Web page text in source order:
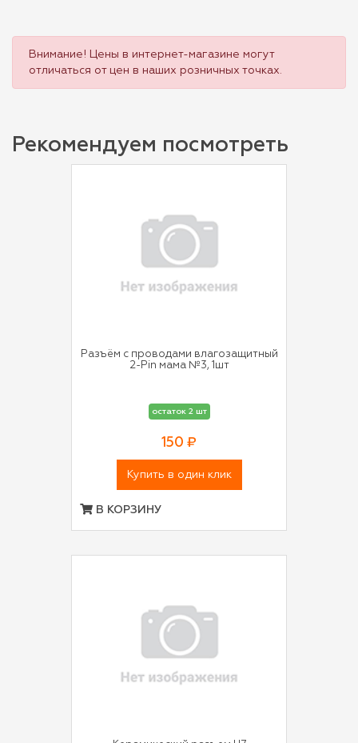
Внимание! Цены в интернет-магазине могут
отличаться от цен в наших розничных точках.
Рекомендуем посмотреть
Разъём с проводами влагозащитный
2-Pin мама №3, 1шт
остаток 2 шт
150 ₽
Купить в один клик
В КОРЗИНУ